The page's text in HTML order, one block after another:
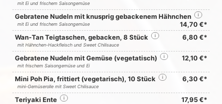
mit Ei und frischem Saisongemüse
Gebratene Nudeln mit knusprig gebackenem Hähnchen i
14,70 €*
mit Ei und frischem Saisongemüse
Wan-Tan Teigtaschen, gebacken, 8 Stück i 6,80 €*
mit Hähnchen-Hackfleisch und Sweet Chilisauce
Gebratene Nudeln mit Gemüse (vegetatisch) i 12,10 €*
mit frischem Saisongemüse und Ei
Mini Poh Pia, frittiert (vegetarisch), 10 Stück i 6,30 €*
mini-Gemüserolle mit Sweet Chilisauce
Teriyaki Ente i 17,95 €*